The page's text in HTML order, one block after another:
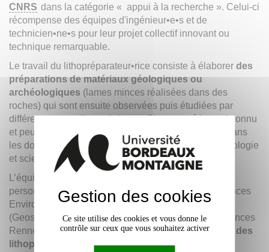
CNRS dans la catégorie « appui à la recherche ». Celui-ci
récompense des équipes d'ingénieur•e•s et de
technicien•ne•s pour leur projet collectif innovant ou
technique remarquable.
Le travail du lithopréparateur•rice consiste à élaborer des
préparations de matériaux géologiques ou
archéologiques (lames minces réalisées dans des
roches) qui sont ensuite observées puis étudiées par
différents appareils analytiques. C'est un métier mal connu
et peu visible, mais
indispensable à la recherche
dans
les domaines des géosciences, paléontologie, archéologie
et sciences des matériaux.
L’équipe de
personnes : Fabienne Barrère de Parseval (Géosciences
Environnement Toulouse), Christophe Nevado
(Geosciences Montpellier) et Xavier Le Coz (Géosciences
Rennes). Ces quatre lauréats représententle réseau des
lithopréparateur•rice•s de France.
Gestion des cookies
Ce site utilise des cookies et vous donne le
contrôle sur ceux que vous souhaitez activer